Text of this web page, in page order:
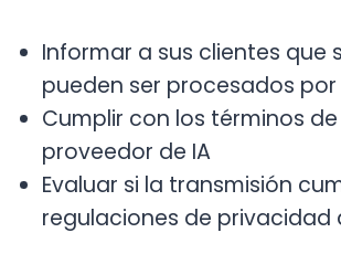
Informar a sus clientes que
pueden ser procesados por
Cumplir con los términos
proveedor de IA
Evaluar si la transmisión
regulaciones de privacidad